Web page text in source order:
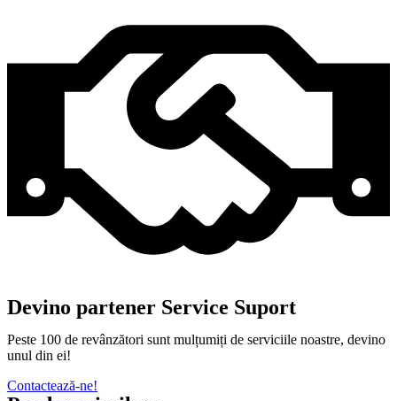
Devino partener Service Suport
Peste 100 de revânzători sunt mulțumiți de serviciile noastre, devino
unul din ei!
Contactează-ne!